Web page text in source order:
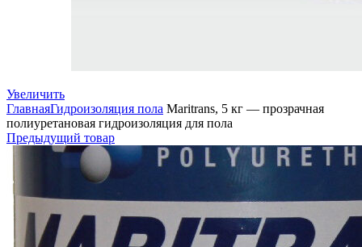
Увеличить
ГлавнаяГидроизоляция пола Maritrans, 5 кг — прозрачная
полиуретановая гидроизоляция для пола
Предыдущий товар